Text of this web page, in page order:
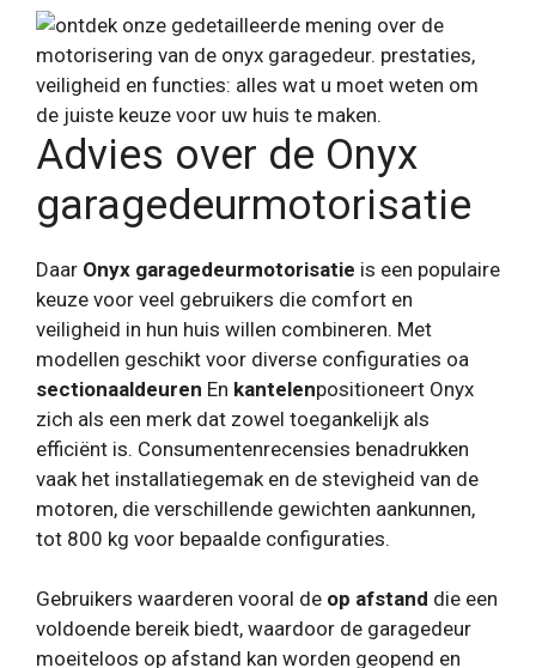
Advies over de Onyx
garagedeurmotorisatie
Daar Onyx garagedeurmotorisatie is een populaire
keuze voor veel gebruikers die comfort en
veiligheid in hun huis willen combineren. Met
modellen geschikt voor diverse configuraties oa
sectionaaldeuren En kantelenpositioneert Onyx
zich als een merk dat zowel toegankelijk als
efficiënt is. Consumentenrecensies benadrukken
vaak het installatiegemak en de stevigheid van de
motoren, die verschillende gewichten aankunnen,
tot 800 kg voor bepaalde configuraties.
Gebruikers waarderen vooral de op afstand die een
voldoende bereik biedt, waardoor de garagedeur
moeiteloos op afstand kan worden geopend en